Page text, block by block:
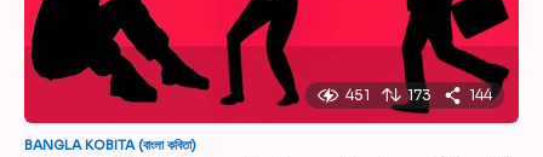
451 173 144
BANGLA KOBITA (বাংলা কবিতা)